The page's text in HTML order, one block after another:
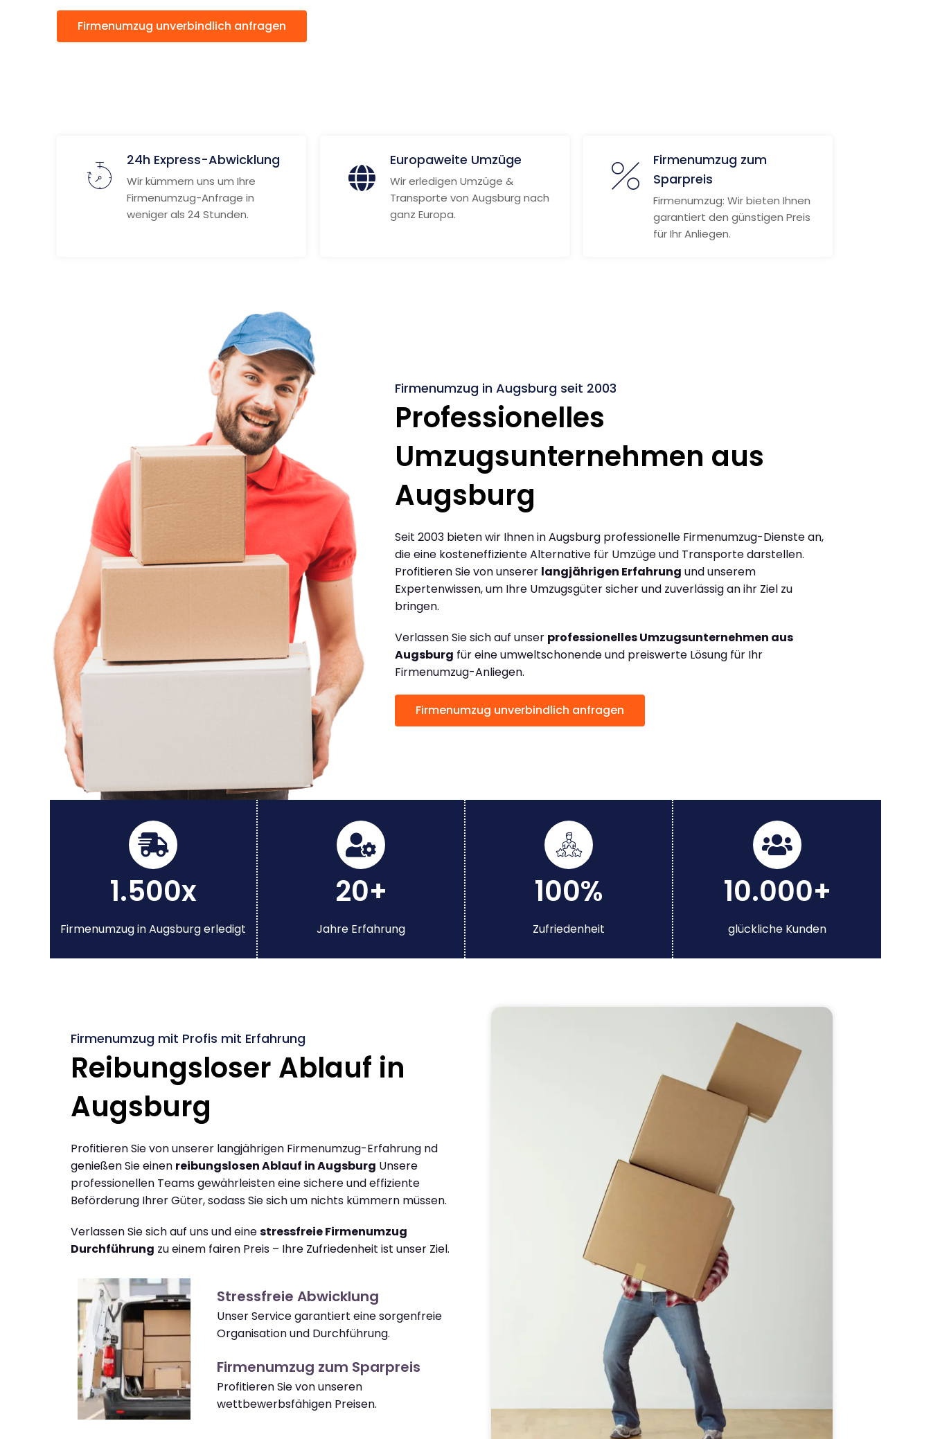
Firmenumzug unverbindlich anfragen
24h Express-Abwicklung
Wir kümmern uns um Ihre
Firmenumzug-Anfrage in
weniger als 24 Stunden.
Europaweite Umzüge
Wir erledigen Umzüge &
Transporte von Augsburg nach
ganz Europa.
Firmenumzug zum
Sparpreis
Firmenumzug: Wir bieten Ihnen
garantiert den günstigen Preis
für Ihr Anliegen.
Firmenumzug in Augsburg seit 2003
Professionelles
Umzugsunternehmen aus
Augsburg
Seit 2003 bieten wir Ihnen in Augsburg professionelle Firmenumzug-Dienste an,
die eine kosteneffiziente Alternative für Umzüge und Transporte darstellen.
Profitieren Sie von unserer langjährigen Erfahrung und unserem
Expertenwissen, um Ihre Umzugsgüter sicher und zuverlässig an ihr Ziel zu
bringen.
Verlassen Sie sich auf unser professionelles Umzugsunternehmen aus
Augsburg für eine umweltschonende und preiswerte Lösung für Ihr
Firmenumzug-Anliegen.
Firmenumzug unverbindlich anfragen
1.500x
Firmenumzug in Augsburg erledigt
20+
Jahre Erfahrung
100%
Zufriedenheit
10.000+
glückliche Kunden
Firmenumzug mit Profis mit Erfahrung
Reibungsloser Ablauf in
Augsburg
Profitieren Sie von unserer langjährigen Firmenumzug-Erfahrung nd
genießen Sie einen reibungslosen Ablauf in Augsburg Unsere
professionellen Teams gewährleisten eine sichere und effiziente
Beförderung Ihrer Güter, sodass Sie sich um nichts kümmern müssen.
Verlassen Sie sich auf uns und einestressfreie Firmenumzug
Durchführung zu einem fairen Preis – Ihre Zufriedenheit ist unser Ziel.
Stressfreie Abwicklung
Unser Service garantiert eine sorgenfreie
Organisation und Durchführung.
Firmenumzug zum Sparpreis
Profitieren Sie von unseren
wettbewerbsfähigen Preisen.